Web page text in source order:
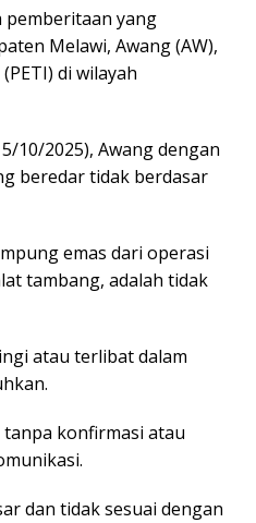
pemberitaan yang
Melawi, Awang (AW),
di wilayah
10/2025), Awang dengan
beredar tidak berdasar
emas dari operasi
tambang, adalah tidak
atau terlibat dalam
konfirmasi atau
dan tidak sesuai dengan